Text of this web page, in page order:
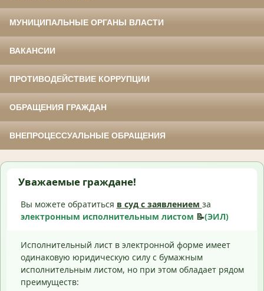
МУНИЦИПАЛЬНЫЕ ОРГАНЫ ВЛАСТИ
ВАКАНСИИ
ПРОТИВОДЕЙСТВИЕ КОРРУПЦИИ
ОБРАЩЕНИЯ ГРАЖДАН
ВНЕПРОЦЕССУАЛЬНЫЕ ОБРАЩЕНИЯ
Уважаемые граждане!
Вы можете обратиться в суд с заявлением за
электронным исполнительным листом 📝(ЭИЛ)
Исполнительный лист в электронной форме имеет
одинаковую юридическую силу с бумажным
исполнительным листом, но при этом обладает рядом
преимуществ: